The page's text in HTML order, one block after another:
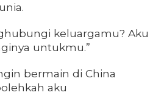
keluargamu? Aku
untukmu.”
bermain di China
aku